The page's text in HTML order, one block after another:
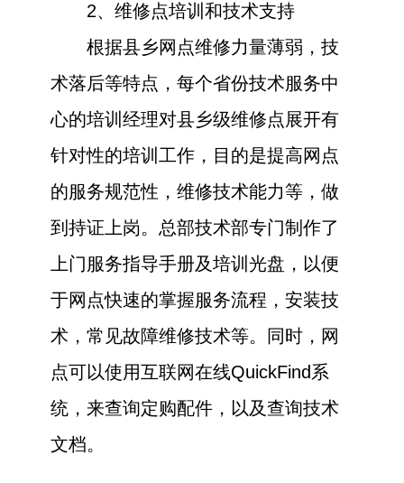
2、维修点培训和技术支持
根据县乡网点维修力量薄弱，技
术落后等特点，每个省份技术服务中
心的培训经理对县乡级维修点展开有
针对性的培训工作，目的是提高网点
的服务规范性，维修技术能力等，做
到持证上岗。总部技术部专门制作了
上门服务指导手册及培训光盘，以便
于网点快速的掌握服务流程，安装技
术，常见故障维修技术等。同时，网
点可以使用互联网在线QuickFind系
统，来查询定购配件，以及查询技术
文档。